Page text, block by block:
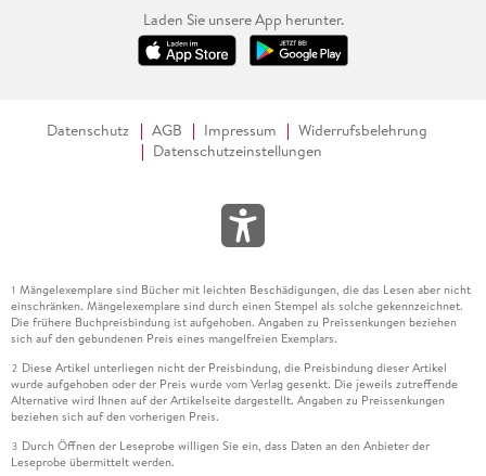
Laden Sie unsere App herunter.
Datenschutz AGB Impressum
Widerrufsbelehrung
Datenschutzeinstellungen
1 Mängelexemplare sind Bücher mit leichten Beschädigungen, die das Lesen aber nicht
einschränken. Mängelexemplare sind durch einen Stempel als solche gekennzeichnet.
Die frühere Buchpreisbindung ist aufgehoben. Angaben zu Preissenkungen beziehen
sich auf den gebundenen Preis eines mangelfreien Exemplars.
2 Diese Artikel unterliegen nicht der Preisbindung, die Preisbindung dieser Artikel
wurde aufgehoben oder der Preis wurde vom Verlag gesenkt. Die jeweils zutreffende
Alternative wird Ihnen auf der Artikelseite dargestellt. Angaben zu Preissenkungen
beziehen sich auf den vorherigen Preis.
3 Durch Öffnen der Leseprobe willigen Sie ein, dass Daten an den Anbieter der
Leseprobe übermittelt werden.